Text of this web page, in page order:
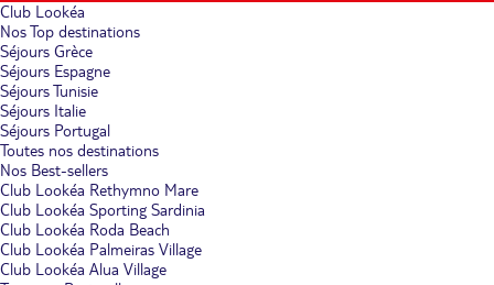
Club Lookéa
Nos Top destinations
Séjours Grèce
Séjours Espagne
Séjours Tunisie
Séjours Italie
Séjours Portugal
Toutes nos destinations
Nos Best-sellers
Club Lookéa Rethymno Mare
Club Lookéa Sporting Sardinia
Club Lookéa Roda Beach
Club Lookéa Palmeiras Village
Club Lookéa Alua Village